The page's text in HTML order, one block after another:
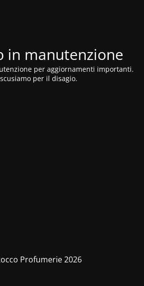
in manutenzione
per aggiornamenti importanti.
per il disagio.
Profumerie 2026